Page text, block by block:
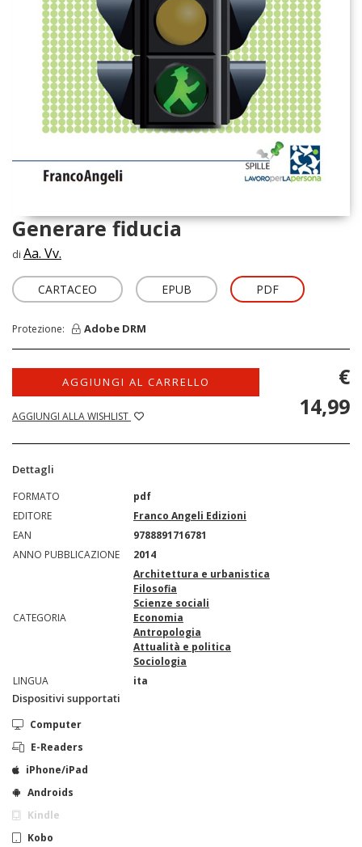
Generare fiducia
di Aa. Vv.
CARTACEO EPUB PDF
Protezione: Adobe DRM
AGGIUNGI AL CARRELLO
AGGIUNGI ALLA WISHLIST
€
14,99
Dettagli
FORMATO
pdf
EDITORE
Franco Angeli Edizioni
EAN
9788891716781
ANNO PUBBLICAZIONE
2014
CATEGORIA
Architettura e urbanistica
Filosofia
Scienze sociali
Economia
Antropologia
Attualità e politica
Sociologia
LINGUA
ita
Dispositivi supportati
Computer
E-Readers
iPhone/iPad
Androids
Kindle
Kobo